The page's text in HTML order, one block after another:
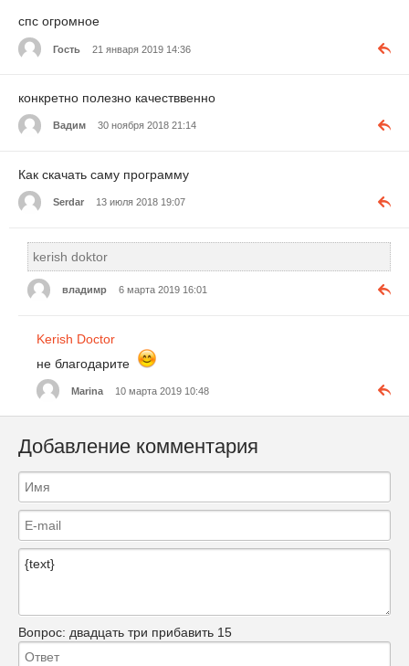
спс огромное
Гость 21 января 2019 14:36
конкретно полезно качестввенно
Вадим 30 ноября 2018 21:14
Как скачать саму программу
Serdar 13 июля 2018 19:07
kerish doktor
владимр 6 марта 2019 16:01
Kerish Doctor
не благодарите
Marina 10 марта 2019 10:48
Добавление комментария
Вопрос: двадцать три прибавить 15